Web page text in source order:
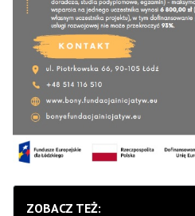
ZOBACZ TEŻ: